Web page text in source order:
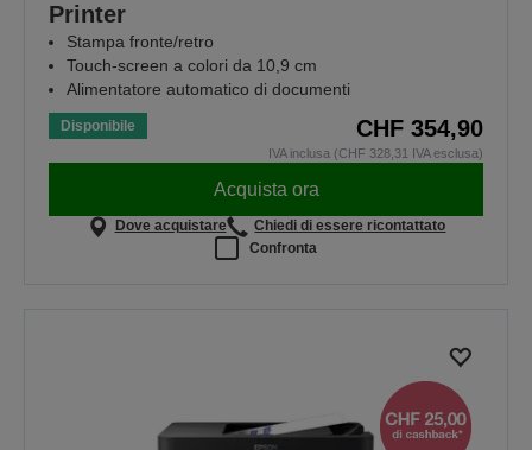
Printer
Stampa fronte/retro
Touch-screen a colori da 10,9 cm
Alimentatore automatico di documenti
Disponibile CHF 354,90
IVA inclusa (CHF 328,31 IVA esclusa)
Acquista ora
Dove acquistare
Chiedi di essere ricontattato
Confronta